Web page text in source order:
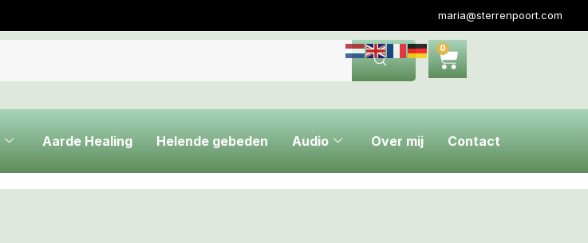
maria@sterrenpoort.com
0
Aarde Healing Helende gebeden Audio Over mij Contact